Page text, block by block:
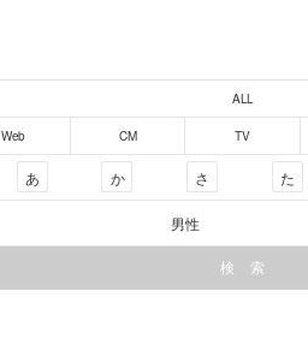
ALL
Web CM TV
あ か さ た
男性